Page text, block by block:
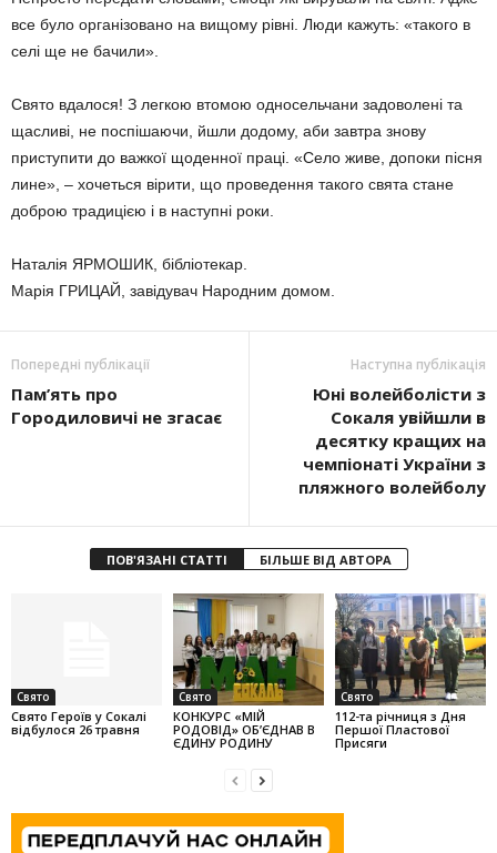
все було організовано на вищому рівні. Люди кажуть: «такого в
селі ще не бачили».
Свято вдалося! З легкою втомою односельчани задоволені та
щасливі, не поспішаючи, йшли додому, аби завтра знову
приступити до важкої щоденної праці. «Село живе, допоки пісня
лине», – хочеться вірити, що проведення такого свята стане
доброю традицією і в наступні роки.
Наталія ЯРМОШИК, бібліотекар.
Марія ГРИЦАЙ, завідувач Народним домом.
Попередні публікації
Пам’ять про
Городиловичі не згасає
Наступна публікація
Юні волейболісти з
Сокаля увійшли в
десятку кращих на
чемпіонаті України з
пляжного волейболу
ПОВ'ЯЗАНІ СТАТТІ БІЛЬШЕ ВІД АВТОРА
Свято
Свято Героїв у Сокалі
відбулося 26 травня
Свято
КОНКУРС «МІЙ
РОДОВІД» ОБ’ЄДНАВ В
ЄДИНУ РОДИНУ
Свято
112-та річниця з Дня
Першої Пластової
Присяги